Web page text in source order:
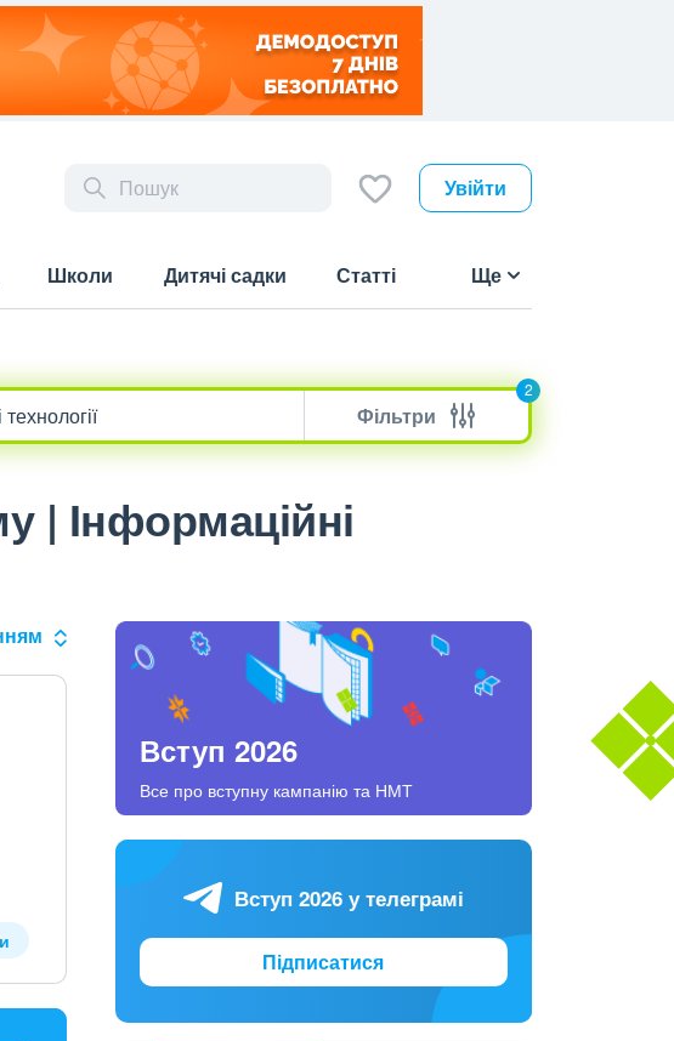
Увійти
Школи Дитячі садки Статті Ще
Фільтри
2
| Інформаційні
Вступ 2026
Все про вступну кампанію та НМТ
Вступ 2026 у телеграмі
Підписатися